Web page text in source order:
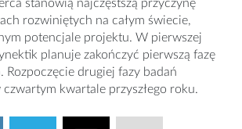
stanowią najczęstszą przyczynę
rozwiniętych na całym świecie,
potencjale projektu. W pierwszej
planuje zakończyć pierwszą fazę
Rozpoczęcie drugiej fazy badań
kwartale przyszłego roku.